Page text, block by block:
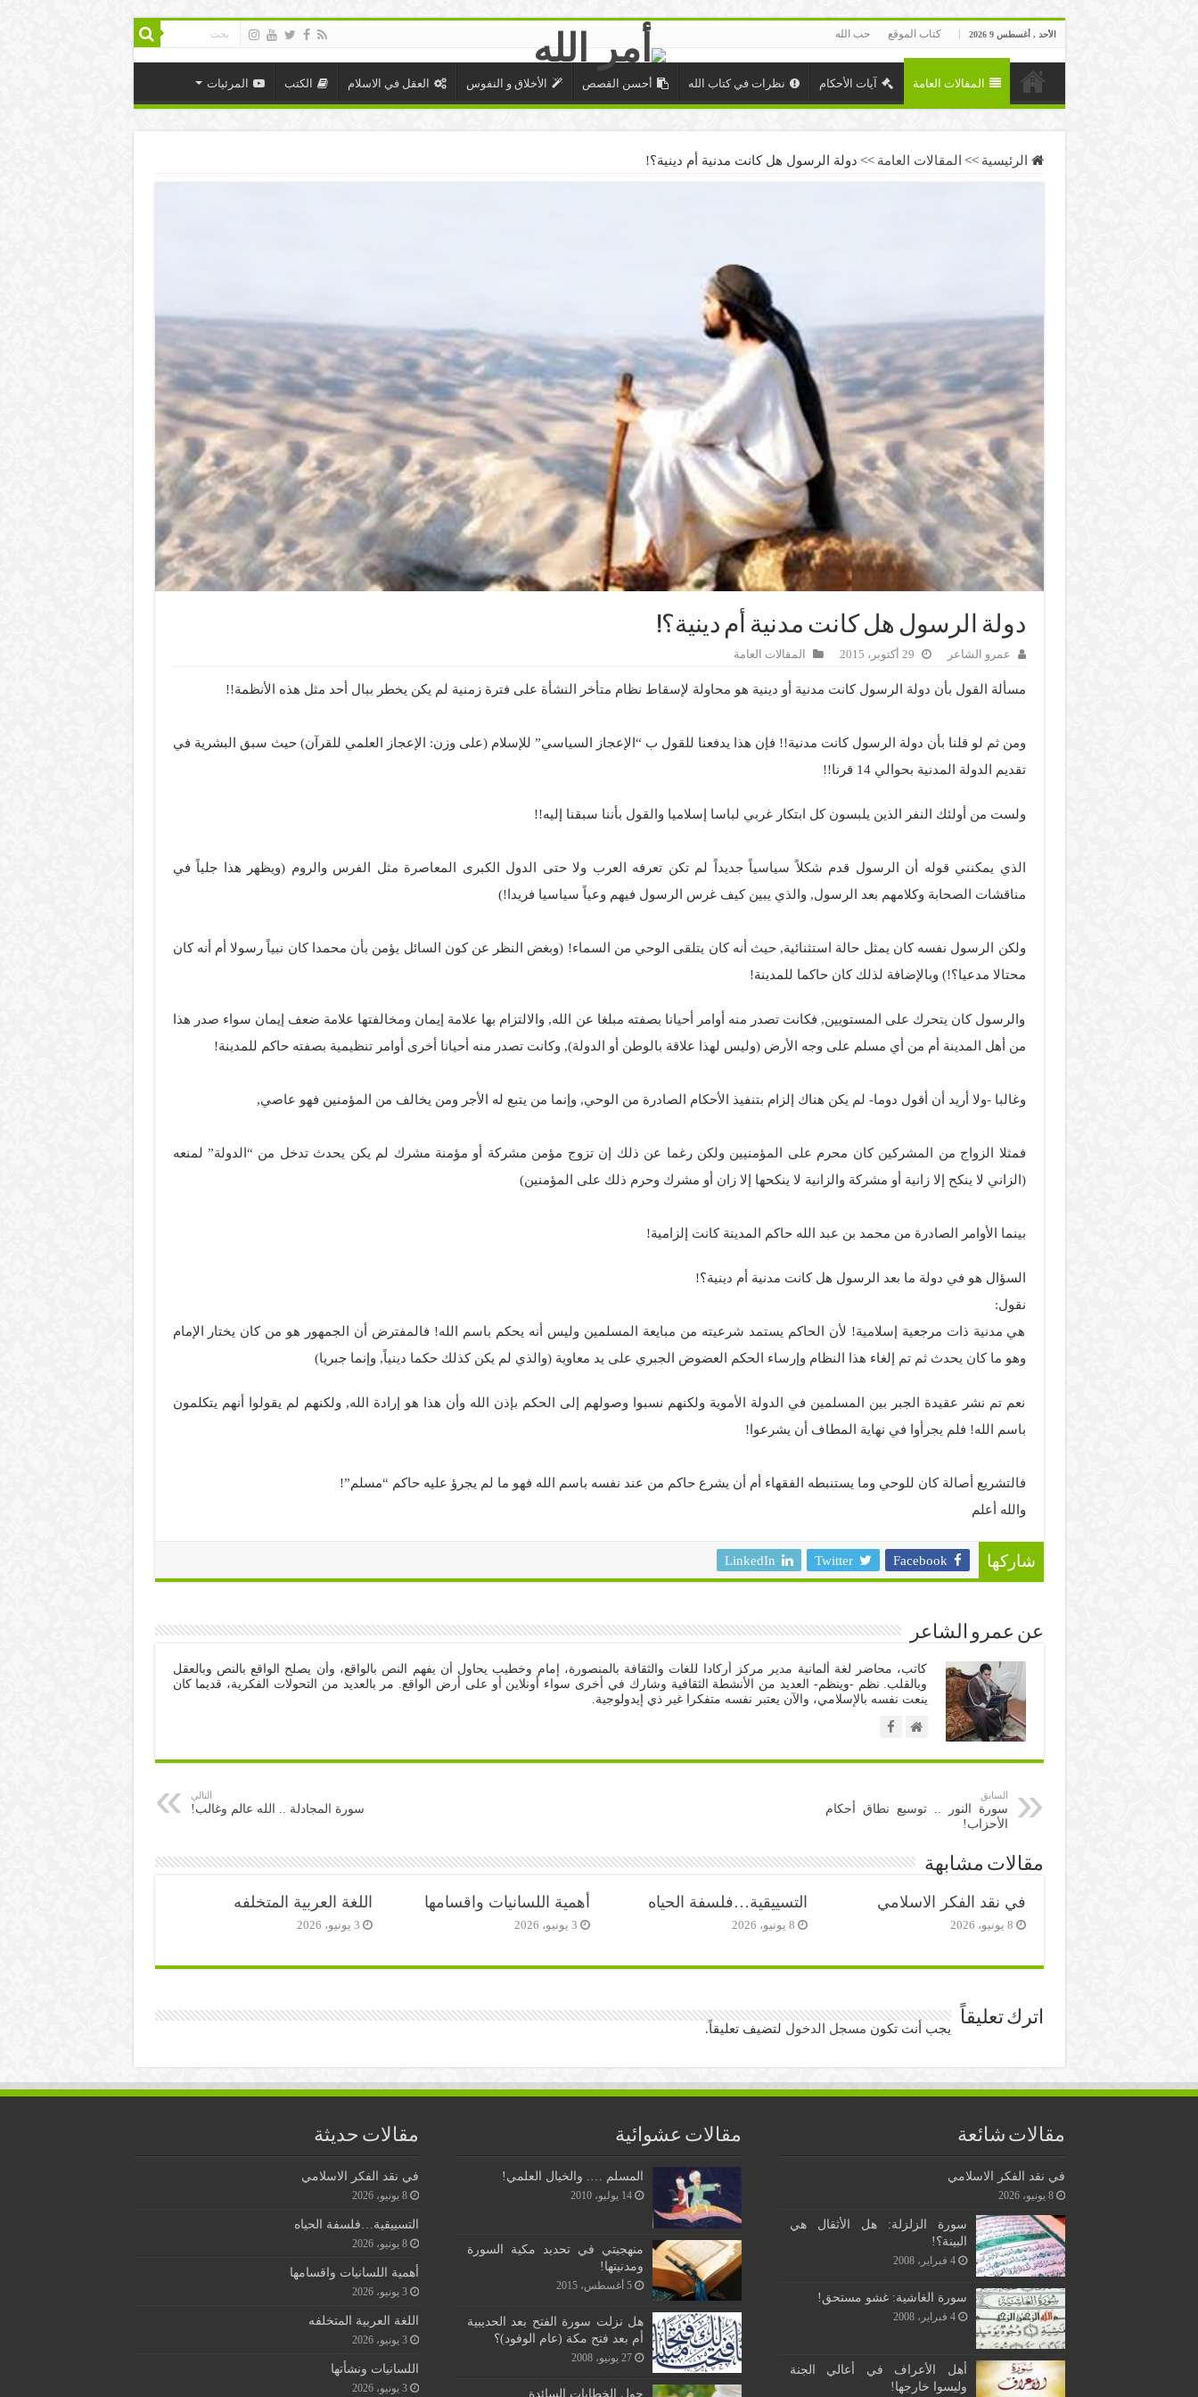
الأحد , أغسطس 9 2026 كتاب الموقع حب الله
المقالات العامة آيات الأحكام نظرات في كتاب الله أحسن القصص الأخلاق و النفوس العقل في الاسلام الكتب المرئيات
الرئيسية >> المقالات العامة >> دولة الرسول هل كانت مدنية أم دينية؟!
دولة الرسول هل كانت مدنية أم دينية؟!
عمرو الشاعر 29 أكتوبر، 2015 المقالات العامة
مسألة القول بأن دولة الرسول كانت مدنية أو دينية هو محاولة لإسقاط نظام متأخر النشأة على فترة زمنية لم يكن يخطر ببال أحد مثل هذه الأنظمة!!
ومن ثم لو قلنا بأن دولة الرسول كانت مدنية!! فإن هذا يدفعنا للقول ب “الإعجاز السياسي” للإسلام (على وزن: الإعجاز العلمي للقرآن) حيث سبق البشرية في
تقديم الدولة المدنية بحوالي 14 قرنا!!
ولست من أولئك النفر الذين يلبسون كل ابتكار غربي لباسا إسلاميا والقول بأننا سبقنا إليه!!
الذي يمكنني قوله أن الرسول قدم شكلاً سياسياً جديداً لم تكن تعرفه العرب ولا حتى الدول الكبرى المعاصرة مثل الفرس والروم (ويظهر هذا جلياً في
مناقشات الصحابة وكلامهم بعد الرسول, والذي يبين كيف غرس الرسول فيهم وعياً سياسيا فريدا!)
ولكن الرسول نفسه كان يمثل حالة استثنائية, حيث أنه كان يتلقى الوحي من السماء! (وبغض النظر عن كون السائل يؤمن بأن محمدا كان نبياً رسولا أم أنه كان
محتالا مدعيا؟!) وبالإضافة لذلك كان حاكما للمدينة!
والرسول كان يتحرك على المستويين, فكانت تصدر منه أوامر أحيانا بصفته مبلغا عن الله, والالتزام بها علامة إيمان ومخالفتها علامة ضعف إيمان سواء صدر هذا
من أهل المدينة أم من أي مسلم على وجه الأرض (وليس لهذا علاقة بالوطن أو الدولة), وكانت تصدر منه أحيانا أخرى أوامر تنظيمية بصفته حاكم للمدينة!
وغالبا -ولا أريد أن أقول دوما- لم يكن هناك إلزام بتنفيذ الأحكام الصادرة من الوحي, وإنما من يتبع له الأجر ومن يخالف من المؤمنين فهو عاصي,
فمثلا الزواج من المشركين كان محرم على المؤمنيين ولكن رغما عن ذلك إن تزوج مؤمن مشركة أو مؤمنة مشرك لم يكن يحدث تدخل من “الدولة” لمنعه
(الزاني لا ينكح إلا زانية أو مشركة والزانية لا ينكحها إلا زان أو مشرك وحرم ذلك على المؤمنين)
بينما الأوامر الصادرة من محمد بن عبد الله حاكم المدينة كانت إلزامية!
السؤال هو في دولة ما بعد الرسول هل كانت مدنية أم دينية؟!
نقول:
هي مدنية ذات مرجعية إسلامية! لأن الحاكم يستمد شرعيته من مبايعة المسلمين وليس أنه يحكم باسم الله! فالمفترض أن الجمهور هو من كان يختار الإمام
وهو ما كان يحدث ثم تم إلغاء هذا النظام وإرساء الحكم العضوض الجبري على يد معاوية (والذي لم يكن كذلك حكما دينياً, وإنما جبريا)
نعم تم نشر عقيدة الجبر بين المسلمين في الدولة الأموية ولكنهم نسبوا وصولهم إلى الحكم بإذن الله وأن هذا هو إرادة الله, ولكنهم لم يقولوا أنهم يتكلمون
باسم الله! فلم يجرأوا في نهاية المطاف أن يشرعوا!
فالتشريع أصالة كان للوحي وما يستنبطه الفقهاء أم أن يشرع حاكم من عند نفسه باسم الله فهو ما لم يجرؤ عليه حاكم “مسلم”!
والله أعلم
شاركها Facebook
Twitter
LinkedIn
عن عمرو الشاعر
كاتب، محاضر لغة ألمانية مدير مركز أركادا للغات والثقافة بالمنصورة، إمام وخطيب يحاول أن يفهم النص بالواقع، وأن يصلح الواقع بالنص وبالعقل
وبالقلب. نظم -وينظم- العديد من الأنشطة الثقافية وشارك في أخرى سواء أونلاين أو على أرض الواقع. مر بالعديد من التحولات الفكرية، قديما كان
ينعت نفسه بالإسلامي، والآن يعتبر نفسه متفكرا غير ذي إيدولوجية.
السابق
سورة النور .. توسيع نطاق أحكام
الأحزاب!
التالي
سورة المجادلة .. الله عالم وغالب!
مقالات مشابهة
في نقد الفكر الاسلامي
8 يونيو، 2026
التسييقية…فلسفة الحياه
8 يونيو، 2026
أهمية اللسانيات واقسامها
3 يونيو، 2026
اللغة العربية المتخلفه
3 يونيو، 2026
اترك تعليقاً يجب أنت تكون مسجل الدخول لتضيف تعليقاً.
مقالات شائعة
في نقد الفكر الاسلامي
8 يونيو، 2026
سورة الزلزلة: هل الأثقال هي
البينة؟!
4 فبراير، 2008
سورة الغاشية: غشو مستحق!
4 فبراير، 2008
أهل الأعراف في أعالي الجنة
وليسوا خارجها!
مقالات عشوائية
المسلم …. والخيال العلمي!
14 يوليو، 2010
منهجيتي في تحديد مكية السورة
ومدنيتها!
5 أغسطس، 2015
هل نزلت سورة الفتح بعد الحديبية
أم بعد فتح مكة (عام الوفود)؟
27 يونيو، 2008
حول الخطابات السائدة
مقالات حديثة
في نقد الفكر الاسلامي
8 يونيو، 2026
التسييقية…فلسفة الحياه
8 يونيو، 2026
أهمية اللسانيات واقسامها
3 يونيو، 2026
اللغة العربية المتخلفه
3 يونيو، 2026
اللسانيات ونشأتها
3 يونيو، 2026